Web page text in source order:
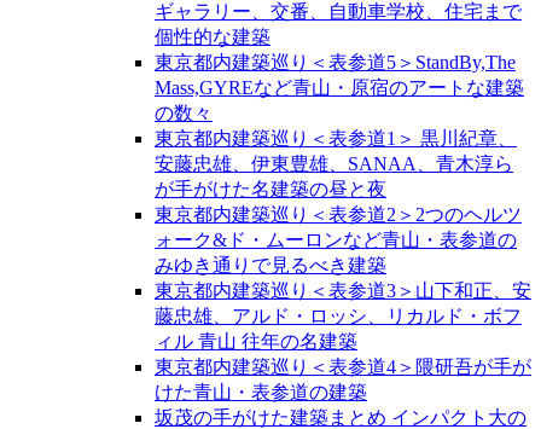
ギャラリー、交番、自動車学校、住宅まで
個性的な建築
東京都内建築巡り＜表参道5＞StandBy,The
Mass,GYREなど青山・原宿のアートな建築
の数々
東京都内建築巡り＜表参道1＞ 黒川紀章、
安藤忠雄、伊東豊雄、SANAA、青木淳ら
が手がけた名建築の昼と夜
東京都内建築巡り＜表参道2＞2つのヘルツ
ォーク&ド・ムーロンなど青山・表参道の
みゆき通りで見るべき建築
東京都内建築巡り＜表参道3＞山下和正、安
藤忠雄、アルド・ロッシ、リカルド・ボフ
ィル 青山 往年の名建築
東京都内建築巡り＜表参道4＞隈研吾が手が
けた青山・表参道の建築
坂茂の手がけた建築まとめ インパクト大の